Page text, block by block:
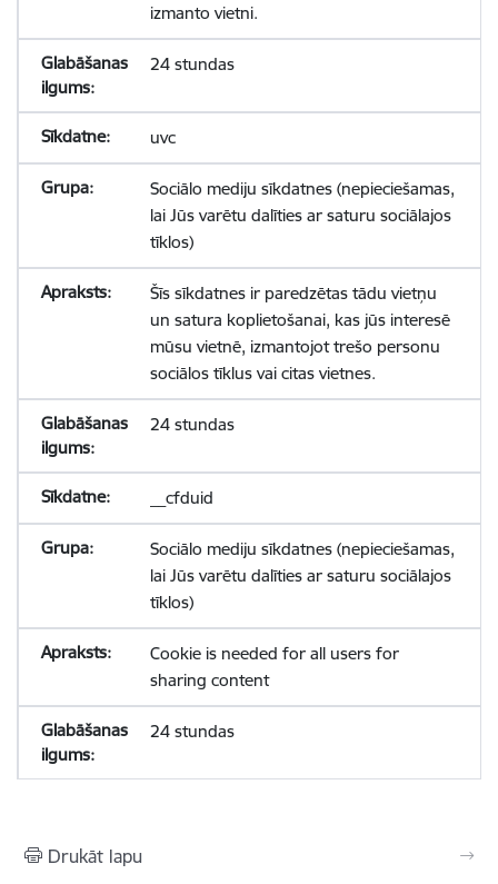
izmanto vietni.
24 stundas
uvc
Sociālo mediju sīkdatnes (nepieciešamas,
lai Jūs varētu dalīties ar saturu sociālajos
tīklos)
Šīs sīkdatnes ir paredzētas tādu vietņu
un satura koplietošanai, kas jūs interesē
mūsu vietnē, izmantojot trešo personu
sociālos tīklus vai citas vietnes.
24 stundas
__cfduid
Sociālo mediju sīkdatnes (nepieciešamas,
lai Jūs varētu dalīties ar saturu sociālajos
tīklos)
Cookie is needed for all users for
sharing content
24 stundas
Drukāt lapu